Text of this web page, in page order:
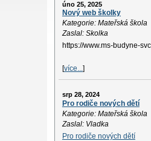
úno 25, 2025
Nový web školky
Kategorie: Mateřská škola
Zaslal: Skolka
https://www.ms-budyne-
[více...]
srp 28, 2024
Pro rodiče nových dětí
Kategorie: Mateřská škola
Zaslal: Vladka
Pro rodiče nových dětí